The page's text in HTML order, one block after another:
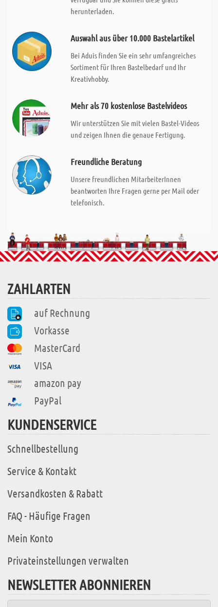
herunterladen.
Auswahl aus über 10.000 Bastelartikel
Bei Aduis finden Sie ein sehr umfangreiches
Sortiment für Ihren Bastelbedarf und Ihr
Kreativhobby.
Mehr als 70 kostenlose Bastelvideos
Wir unterstützen Sie mit vielen Bastel-Videos
und zeigen Ihnen die genaue Fertigung.
Freundliche Beratung
Unsere freundlichen MitarbeiterInnen
beantworten Ihre Fragen gerne per Mail oder
telefonisch.
ZAHLARTEN
auf Rechnung
Vorkasse
MasterCard
VISA
amazon pay
PayPal
KUNDENSERVICE
Schnellbestellung
Service & Kontakt
Versandkosten & Rabatt
FAQ - Häufige Fragen
Mein Konto
Privateinstellungen verwalten
NEWSLETTER ABONNIEREN